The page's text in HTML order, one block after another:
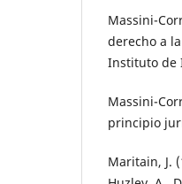
Massini-
derecho a
Instituto de
Massini-
principio
Maritain, J.